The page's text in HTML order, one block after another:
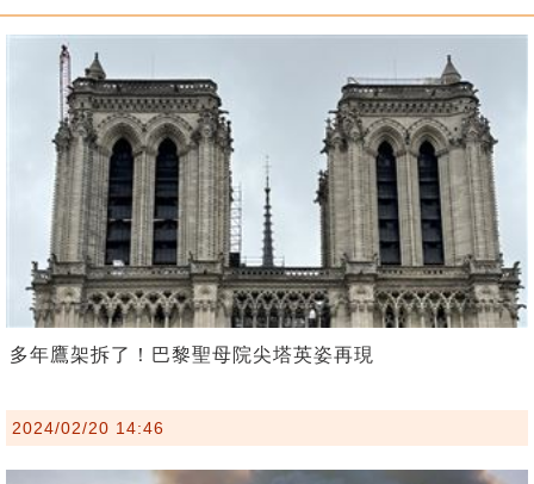
多年鷹架拆了！巴黎聖母院尖塔英姿再現
2024/02/20 14:46